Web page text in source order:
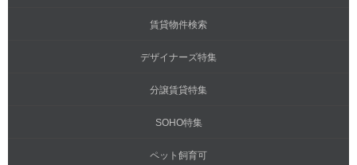
賃貸物件検索
デザイナーズ特集
分譲賃貸特集
SOHO特集
ペット飼育可